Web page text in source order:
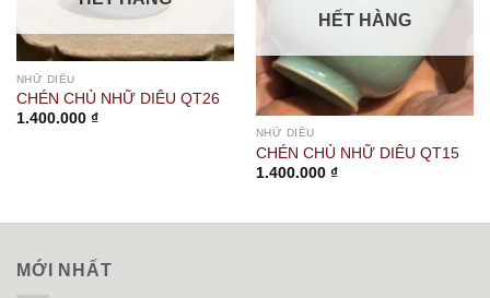
NHỮ DIÊU
CHÉN CHỦ NHỮ DIÊU QT26
1.400.000 ₫
HẾT HÀNG
NHỮ DIÊU
CHÉN CHỦ NHỮ DIÊU QT15
1.400.000 ₫
MỚI NHẤT